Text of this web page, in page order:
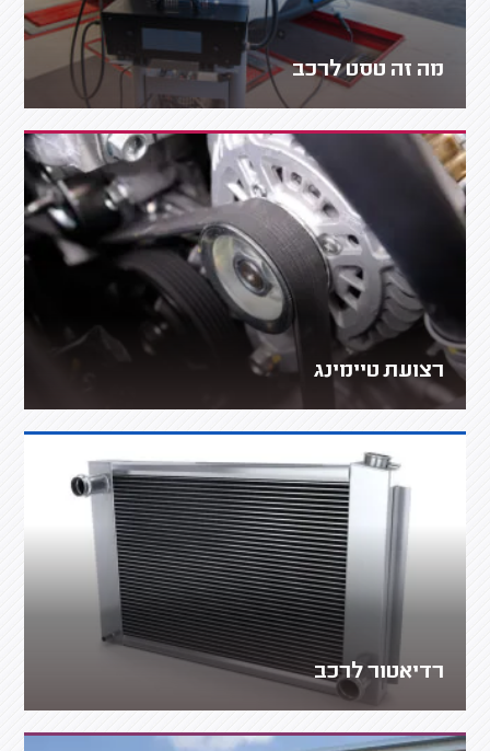
מה זה טסט לרכב
רצועת טיימינג
רדיאטור לרכב